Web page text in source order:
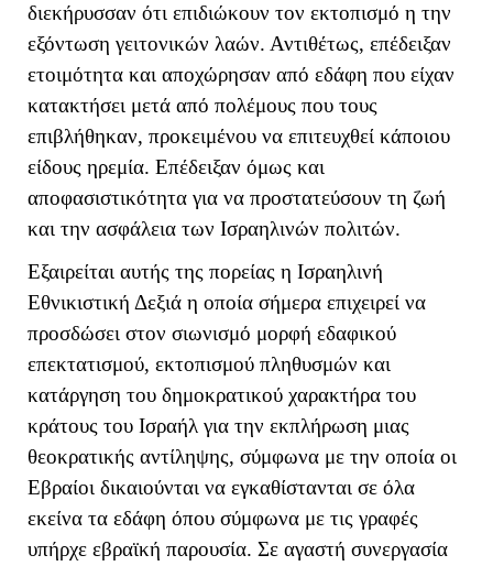
διεκήρυσσαν ότι επιδιώκουν τον εκτοπισμό η την
εξόντωση γειτονικών λαών. Αντιθέτως, επέδειξαν
ετοιμότητα και αποχώρησαν από εδάφη που είχαν
κατακτήσει μετά από πολέμους που τους
επιβλήθηκαν, προκειμένου να επιτευχθεί κάποιου
είδους ηρεμία. Επέδειξαν όμως και
αποφασιστικότητα για να προστατεύσουν τη ζωή
και την ασφάλεια των Ισραηλινών πολιτών.
Εξαιρείται αυτής της πορείας η Ισραηλινή
Εθνικιστική Δεξιά η οποία σήμερα επιχειρεί να
προσδώσει στον σιωνισμό μορφή εδαφικού
επεκτατισμού, εκτοπισμού πληθυσμών και
κατάργηση του δημοκρατικού χαρακτήρα του
κράτους του Ισραήλ για την εκπλήρωση μιας
θεοκρατικής αντίληψης, σύμφωνα με την οποία οι
Εβραίοι δικαιούνται να εγκαθίστανται σε όλα
εκείνα τα εδάφη όπου σύμφωνα με τις γραφές
υπήρχε εβραϊκή παρουσία. Σε αγαστή συνεργασία